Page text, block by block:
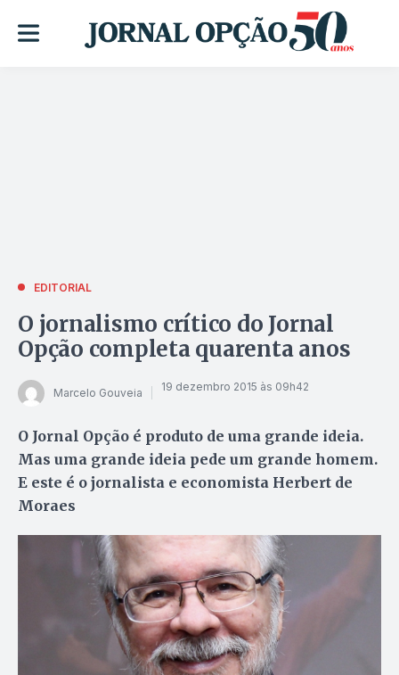
EDITORIAL
O jornalismo crítico do Jornal
Opção completa quarenta anos
Marcelo Gouveia 19 dezembro 2015 às 09h42
O Jornal Opção é produto de uma grande ideia.
Mas uma grande ideia pede um grande homem.
E este é o jornalista e economista Herbert de
Moraes